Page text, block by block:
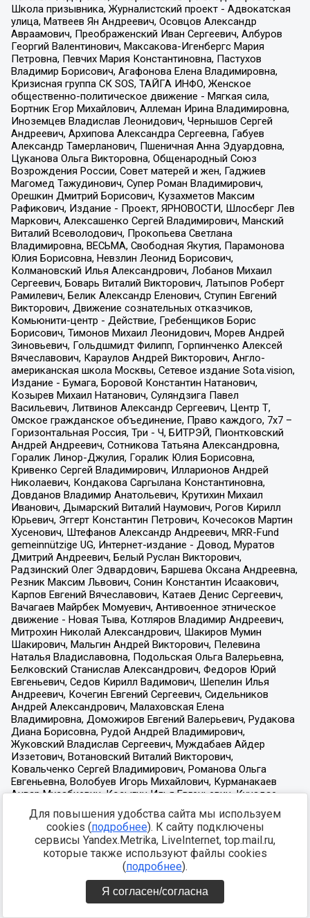
Для повышения удобства сайта мы используем
cookies (подробнее). К сайту подключены
сервисы Yandex.Metrika, LiveInternet, top.mail.ru,
которые также используют файлы cookies
(подробнее).
Я согласен/согласна